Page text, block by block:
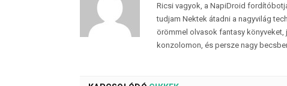
Ricsi vagyok, a NapiDroid
tudjam Nektek átadni a nagyvilág
örömmel olvasok fantasy
konzolomon, és persze nagy